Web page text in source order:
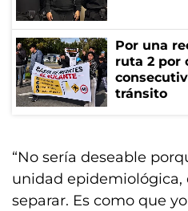
Por una
ruta 2 por
tránsito
“No sería deseable
unidad epidemiológica,
separar. Es como que yo